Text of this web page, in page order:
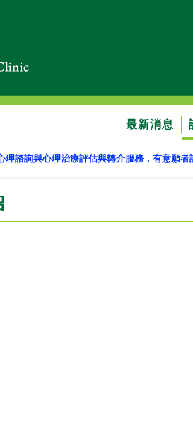
最新消息
理諮詢與心理治療評估與轉介服務，有意願